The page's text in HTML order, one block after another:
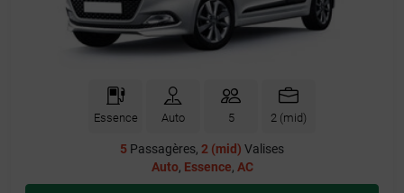
Essence Auto 5 2 (mid)
5 Passagères, 2 (mid) Valises
Auto, Essence, AC